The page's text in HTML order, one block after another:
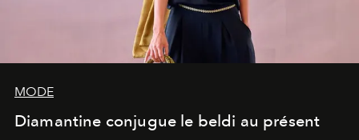
MODE
Diamantine conjugue le beldi au présent